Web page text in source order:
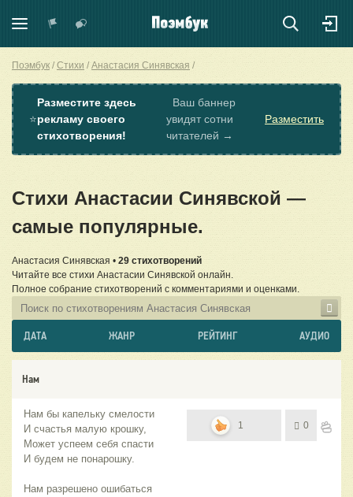
Поэмбук Стихи Анастасия Синявская
⭐
Разместите здесь
рекламу своего
стихотворения!
Ваш баннер
увидят сотни
читателей →
Разместить
Стихи Анастасии Синявской —
самые популярные.
Анастасия Синявская • 29 стихотворений
Читайте все стихи Анастасии Синявской онлайн.
Полное собрание стихотворений с комментариями и оценками.
ДАТА ЖАНР РЕЙТИНГ АУДИО
Нам
Нам бы капельку смелости
И счастья малую крошку,
Может успеем себя спасти
И будем не понарошку.
Нам разрешено ошибаться
1 0